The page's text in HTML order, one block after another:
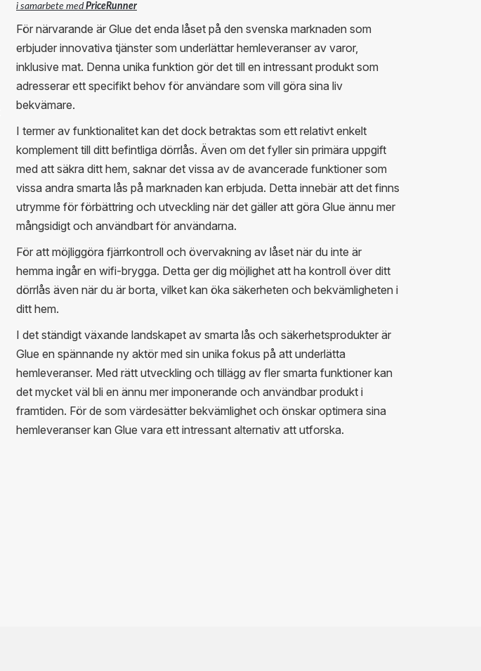
i samarbete medPriceRunner
För närvarande är Glue det enda låset på den svenska marknaden som
erbjuder innovativa tjänster som underlättar hemleveranser av varor,
inklusive mat. Denna unika funktion gör det till en intressant produkt som
adresserar ett specifikt behov för användare som vill göra sina liv
bekvämare.
I termer av funktionalitet kan det dock betraktas som ett relativt enkelt
komplement till ditt befintliga dörrlås. Även om det fyller sin primära uppgift
med att säkra ditt hem, saknar det vissa av de avancerade funktioner som
vissa andra smarta lås på marknaden kan erbjuda. Detta innebär att det finns
utrymme för förbättring och utveckling när det gäller att göra Glue ännu mer
mångsidigt och användbart för användarna.
För att möjliggöra fjärrkontroll och övervakning av låset när du inte är
hemma ingår en wifi-brygga. Detta ger dig möjlighet att ha kontroll över ditt
dörrlås även när du är borta, vilket kan öka säkerheten och bekvämligheten i
ditt hem.
I det ständigt växande landskapet av smarta lås och säkerhetsprodukter är
Glue en spännande ny aktör med sin unika fokus på att underlätta
hemleveranser. Med rätt utveckling och tillägg av fler smarta funktioner kan
det mycket väl bli en ännu mer imponerande och användbar produkt i
framtiden. För de som värdesätter bekvämlighet och önskar optimera sina
hemleveranser kan Glue vara ett intressant alternativ att utforska.